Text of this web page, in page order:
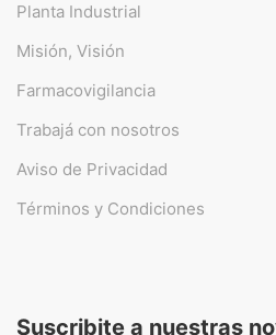
Planta Industrial
Misión, Visión
Farmacovigilancia
Trabajá con nosotros
Aviso de Privacidad
Términos y Condiciones
Suscribite a nuestras